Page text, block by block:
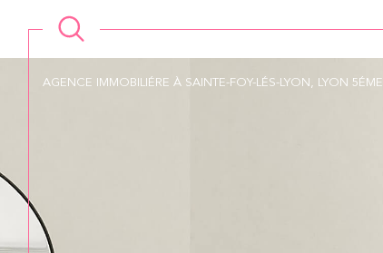
AGENCE IMMOBILIÉRE À SAINTE-FOY-LÉS-LYON, LYON 5ÉME